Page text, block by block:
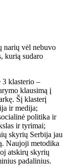
narių vėl nebuvo
kurią sudaro
klasterio –
klausimą į
Šį klasterį
ir medija;
politika ir
ir tyrimai;
skyrių Serbija jau
Naujoji metodika
atskirų skyrių
padalinius.